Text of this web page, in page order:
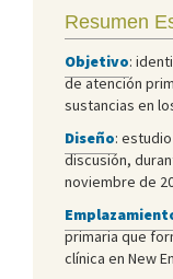
Resumen
Objetivo:
de atención
sustancias en
Diseño:
discusión,
noviembre de
primaria que
clínica en New